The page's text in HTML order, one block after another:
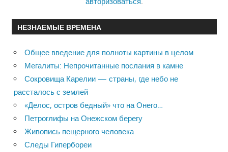
НЕЗНАЕМЫЕ ВРЕМЕНА
Общее введение для полноты картины в целом
Мегалиты: Непрочитанные послания в камне
Сокровища Карелии — страны, где небо не
рассталось с землей
«Делос, остров бедный» что на Онего…
Петроглифы на Онежском берегу
Живопись пещерного человека
Следы Гипербореи